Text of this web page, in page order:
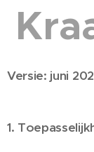
Versie: juni
1.